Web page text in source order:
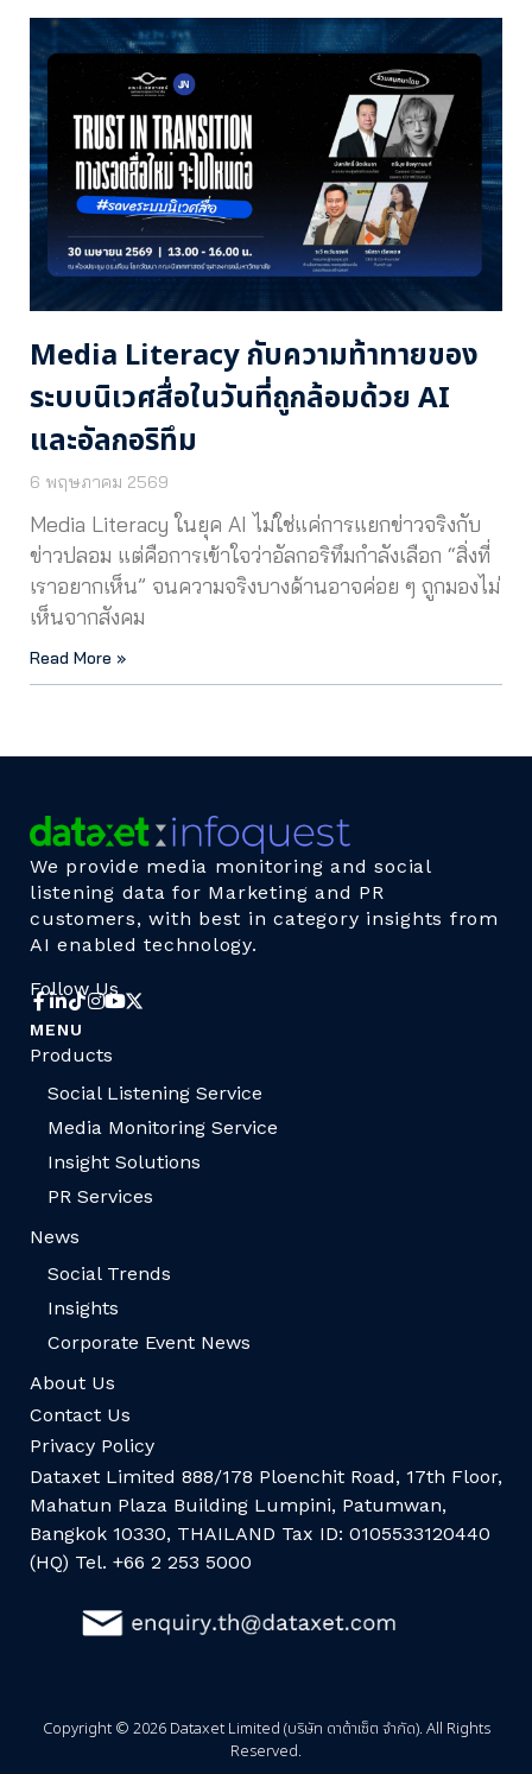
Media Literacy กับความท้าทายของ
ระบบนิเวศสื่อในวันที่ถูกล้อมด้วย AI
และอัลกอริทึม
6 พฤษภาคม 2569
Media Literacy ในยุค AI ไม่ใช่แค่การแยกข่าวจริงกับ
ข่าวปลอม แต่คือการเข้าใจว่าอัลกอริทึมกำลังเลือก “สิ่งที่
เราอยากเห็น” จนความจริงบางด้านอาจค่อย ๆ ถูกมองไม่
เห็นจากสังคม
Read More »
We provide media monitoring and social
listening data for Marketing and PR
customers, with best in category insights from
AI enabled technology.
Follow Us
MENU
Products
Social Listening Service
Media Monitoring Service
Insight Solutions
PR Services
News
Social Trends
Insights
Corporate Event News
About Us
Contact Us
Privacy Policy
Dataxet Limited 888/178 Ploenchit Road, 17th Floor,
Mahatun Plaza Building Lumpini, Patumwan,
Bangkok 10330, THAILAND Tax ID: 0105533120440
(HQ) Tel. +66 2 253 5000
Copyright © 2026 Dataxet Limited (บริษัท ดาต้าเซ็ต จำกัด). All Rights
Reserved.